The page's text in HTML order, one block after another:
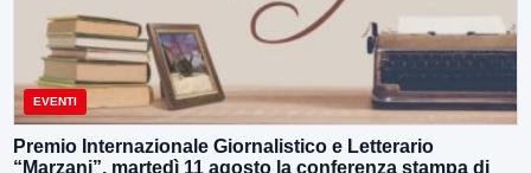
EVENTI
Premio Internazionale Giornalistico e Letterario
“Marzani”, martedì 11 agosto la conferenza stampa di